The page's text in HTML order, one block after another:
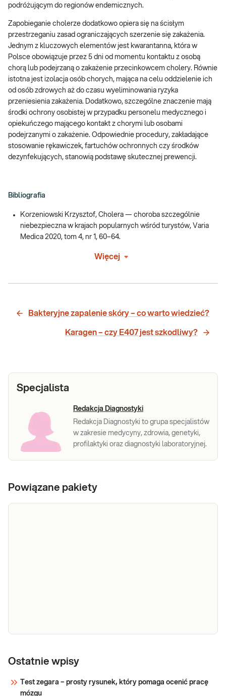
podróżującym do regionów endemicznych.
Zapobieganie cholerze dodatkowo opiera się na ścisłym
przestrzeganiu zasad ograniczających szerzenie się zakażenia.
Jednym z kluczowych elementów jest kwarantanna, która w
Polsce obowiązuje przez 5 dni od momentu kontaktu z osobą
chorą lub podejrzaną o zakażenie przecinkowcem cholery. Równie
istotna jest izolacja osób chorych, mająca na celu oddzielenie ich
od osób zdrowych aż do czasu wyeliminowania ryzyka
przeniesienia zakażenia. Dodatkowo, szczególne znaczenie mają
środki ochrony osobistej w przypadku personelu medycznego i
opiekuńczego mającego kontakt z chorymi lub osobami
podejrzanymi o zakażenie. Odpowiednie procedury, zakładające
stosowanie rękawiczek, fartuchów ochronnych czy środków
dezynfekujących, stanowią podstawę skutecznej prewencji.
Bibliografia
Korzeniowski Krzysztof, Cholera — choroba szczególnie
niebezpieczna w krajach popularnych wśród turystów, Varia
Medica 2020, tom 4, nr 1, 60–64.
Więcej
Bakteryjne zapalenie skóry – co warto wiedzieć?
Karagen – czy E407 jest szkodliwy?
Specjalista
Redakcja Diagnostyki
Redakcja Diagnostyki to grupa specjalistów
w zakresie medycyny, zdrowia, genetyki,
profilaktyki oraz diagnostyki laboratoryjnej.
Powiązane pakiety
kontrolny dla
lub
Dzieci Uwaga! Jeżeli kupujesz badanie dla
Ostatnie wpisy
Test zegara – prosty rysunek, który pomaga ocenić pracę
mózgu